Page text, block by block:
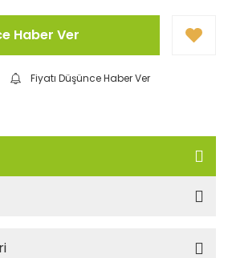
Haber Ver
Fiyatı Düşünce Haber Ver